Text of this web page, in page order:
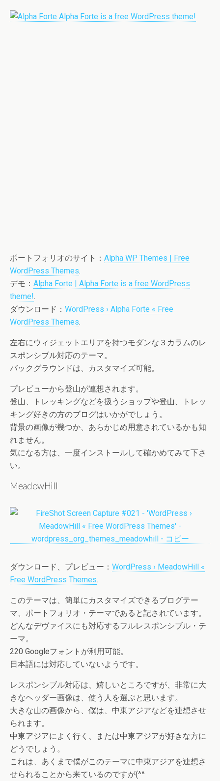
ポートフォリオのサイト： Alpha WP Themes | Free
WordPress Themes.
デモ： Alpha Forte | Alpha Forte is a free WordPress
theme!.
ダウンロード： WordPress › Alpha Forte « Free
WordPress Themes.
左右にウィジェットエリアを持つモダンな３カラムのレ
スポンシブル対応のテーマ。
バックグラウンドは、カスタマイズ可能。
プレビューから登山が連想されます。
登山、トレッキングなどを扱うショップや登山、トレッ
キング好きの方のブログはいかがでしょう。
背景の画像が幾つか、あらかじめ用意されているかも知
れません。
気になる方は、一度インストールして確かめてみて下さ
い。
MeadowHill
ダウンロード、プレビュー： WordPress › MeadowHill «
Free WordPress Themes.
このテーマは、簡単にカスタマイズできるブログテー
マ、ポートフォリオ・テーマであると記されています。
どんなデヴァイスにも対応するフルレスポンシブル・テ
ーマ。
220 Googleフォントが利用可能。
日本語には対応していないようです。
レスポンシブル対応は、嬉しいところですが、非常に大
きなヘッダー画像は、使う人を選ぶと思います。
大きな山の画像から、僕は、中東アジアなどを連想させ
られます。
中東アジアによく行く、または中東アジアが好きな方に
どうでしょう。
これは、あくまで僕がこのテーマに中東アジアを連想さ
せられることから来ているのですが(^^ゞ